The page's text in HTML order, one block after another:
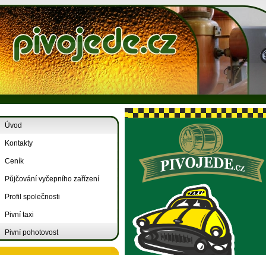
Úvod
Kontakty
Ceník
Půjčování vyčepního zařízení
Profil společnosti
Pivní taxi
Pivní pohotovost